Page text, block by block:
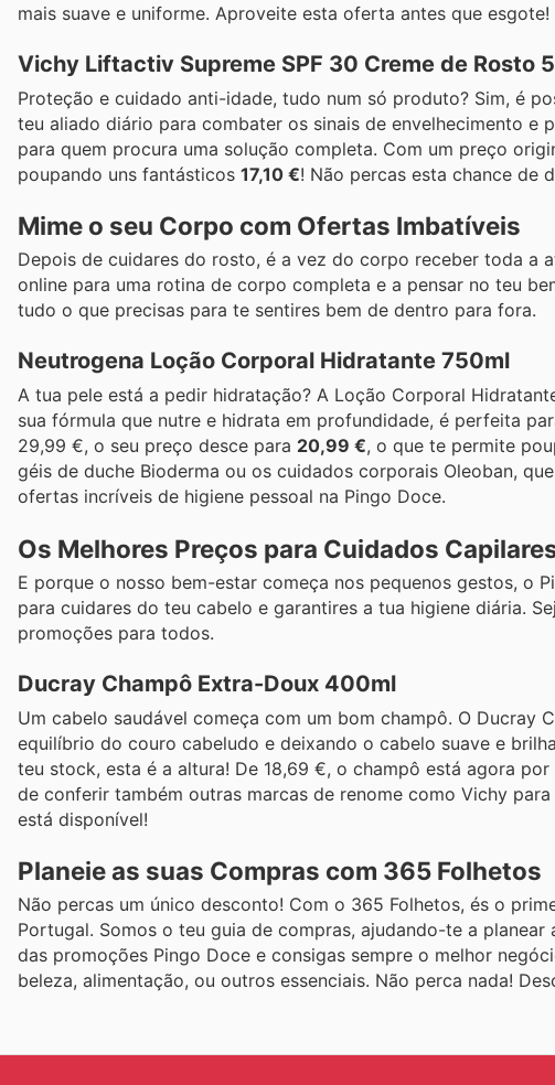
mais suave e uniforme. Aproveite esta oferta antes que esgote!
Vichy Liftactiv Supreme SPF 30 Creme de Rosto
Proteção e cuidado anti-idade, tudo num só produto? Sim, é
teu aliado diário para combater os sinais de envelhecimento e
para quem procura uma solução completa. Com um preço
poupando uns fantásticos 17,10 €! Não percas esta chance de
Mime o seu Corpo com Ofertas Imbatíveis
Depois de cuidares do rosto, é a vez do corpo receber toda a
online para uma rotina de corpo completa e a pensar no teu
tudo o que precisas para te sentires bem de dentro para fora.
Neutrogena Loção Corporal Hidratante 750ml
A tua pele está a pedir hidratação? A Loção Corporal
sua fórmula que nutre e hidrata em profundidade, é perfeita
29,99 €, o seu preço desce para 20,99 €, o que te permite
géis de duche Bioderma ou os cuidados corporais Oleoban,
ofertas incríveis de higiene pessoal na Pingo Doce.
Os Melhores Preços para Cuidados
E porque o nosso bem-estar começa nos pequenos gestos, o
para cuidares do teu cabelo e garantires a tua higiene diária.
promoções para todos.
Ducray Champô Extra-Doux 400ml
Um cabelo saudável começa com um bom champô. O Ducray
equilíbrio do couro cabeludo e deixando o cabelo suave e
teu stock, esta é a altura! De 18,69 €, o champô está agora por
de conferir também outras marcas de renome como Vichy
está disponível!
Planeie as suas Compras com 365 Folhetos
Não percas um único desconto! Com o 365 Folhetos, és o
Portugal. Somos o teu guia de compras, ajudando-te a
das promoções Pingo Doce e consigas sempre o melhor
beleza, alimentação, ou outros essenciais. Não perca nada!